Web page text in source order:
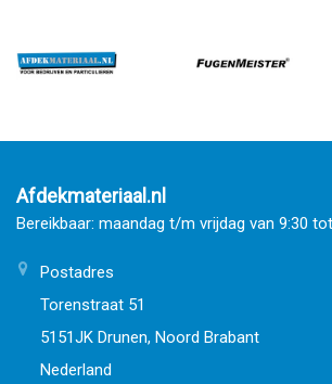
Afdekmateriaal.nl
Bereikbaar: maandag t/m vrijdag van 9:30
Postadres
Torenstraat 51
5151JK Drunen, Noord Brabant
Nederland